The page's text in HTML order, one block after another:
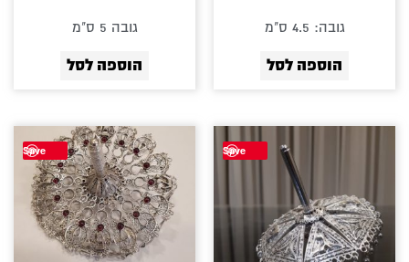
גובה: 4.5 ס"מ
הוספה לסל
גובה 5 ס"מ
הוספה לסל
Save
Save
למוצר
זה
יש
מספר